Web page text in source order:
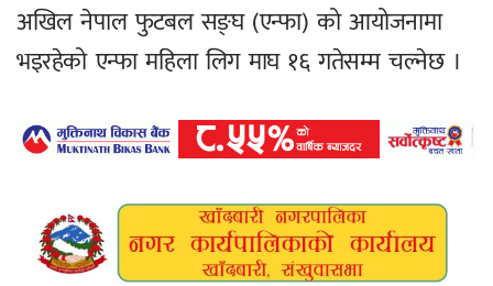
अखिल नेपाल फुटबल सङ्घ (एन्फा) को आयोजनामा
भइरहेको एन्फा महिला लिग माघ १६ गतेसम्म चल्नेछ ।